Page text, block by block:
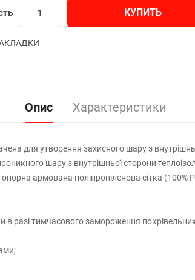
КУПИТЬ
Опис Характеристики
для утворення захисного шару з
шару з внутрішньої сторони
армована поліпропіленова сітка (100%
разі тимчасового замороження покрівельних